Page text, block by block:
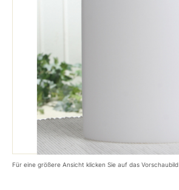
Für eine größere Ansicht klicken Sie auf das Vorschaubild